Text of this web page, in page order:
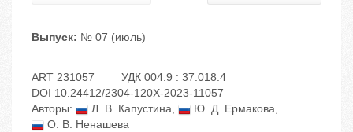
Выпуск: № 07 (июль)
ART 231057
УДК 004.9 : 37.018.4
DOI 10.24412/2304-120X-2023-11057
Авторы:
Л. В. Капустина, Ю. Д. Ермакова,
О. В. Ненашева